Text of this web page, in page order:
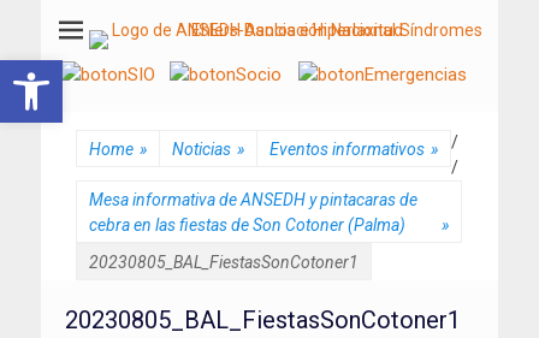
ANSEDH
Asociación Nacional del Síndrome de Ehlers-Danlos e Hiperlaxitud
Home » Noticias » /
Eventos informativos »
/
Mesa informativa de ANSEDH y pintacaras de
cebra en las fiestas de Son Cotoner (Palma)
»
20230805_BAL_FiestasSonCotoner1
20230805_BAL_FiestasSonCotoner1
Abrir barra de herramientas